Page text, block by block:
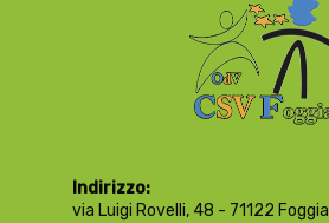
Indirizzo:
via Luigi Rovelli, 48 - 71122 Foggia